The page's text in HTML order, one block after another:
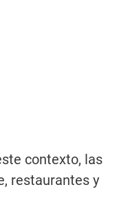
contexto, las
restaurantes y